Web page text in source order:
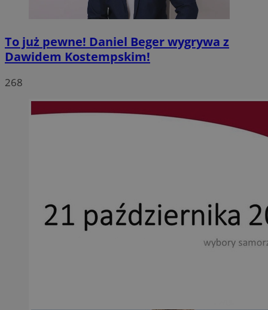
To już pewne! Daniel Beger wygrywa z
Dawidem Kostempskim!
268